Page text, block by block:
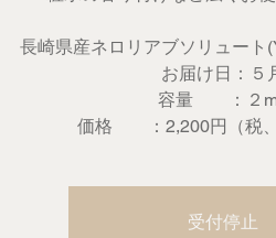
長崎県産ネロリアブソリュート
お届け日：５
容量 ：２
価格 ：2,200円（税、
受付停止